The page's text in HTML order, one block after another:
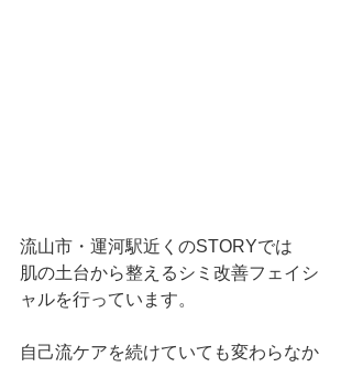
流山市・運河駅近くのSTORYでは
肌の土台から整えるシミ改善フェイシ
ャルを行っています。
自己流ケアを続けていても変わらなか